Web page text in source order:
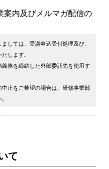
内及びメルマガ配信の
しては、受講申込受付処理及び、
します。
務を締結した外部委託先を使用す
止をご希望の場合は、研修事業部
て